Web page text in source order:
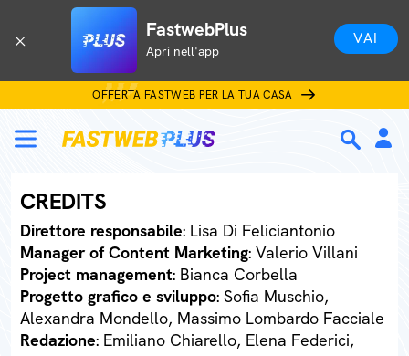
FastwebPlus
Apri nell'app
VAI
OFFERTA FASTWEB PER LA TUA CASA
CREDITS
Direttore responsabile: Lisa Di Feliciantonio
Manager of Content Marketing: Valerio Villani
Project management: Bianca Corbella
Progetto grafico e sviluppo: Sofia Muschio,
Alexandra Mondello, Massimo Lombardo Facciale
Redazione: Emiliano Chiarello, Elena Federici,